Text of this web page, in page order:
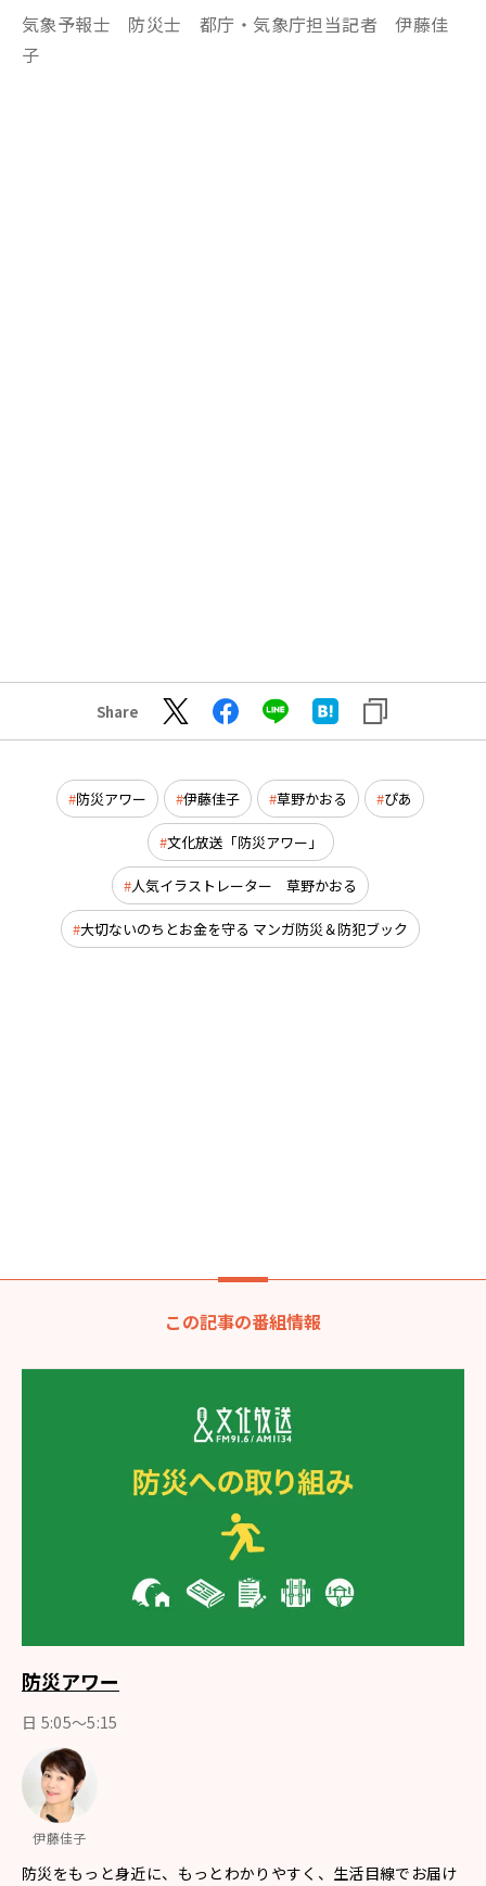
気象予報士 防災士 都庁・気象庁担当記者 伊藤佳
子
Share
防災アワー 伊藤佳子 草野かおる ぴあ
文化放送「防災アワー」
人気イラストレーター 草野かおる
大切ないのちとお金を守る マンガ防災＆防犯ブック
この記事の番組情報
防災アワー
日 5:05～5:15
伊藤佳子
防災をもっと身近に、もっとわかりやすく、生活目線でお届け